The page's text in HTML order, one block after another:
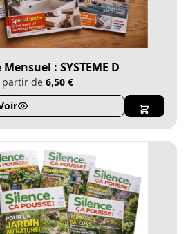
: SYSTEME D
partir de 6,50 €